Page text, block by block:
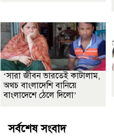
‘সারা জীবন ভারতেই কাটালাম,
অথচ বাংলাদেশি বানিয়ে
বাংলাদেশে ঠেলে দিলো’
সর্বশেষ সংবাদ